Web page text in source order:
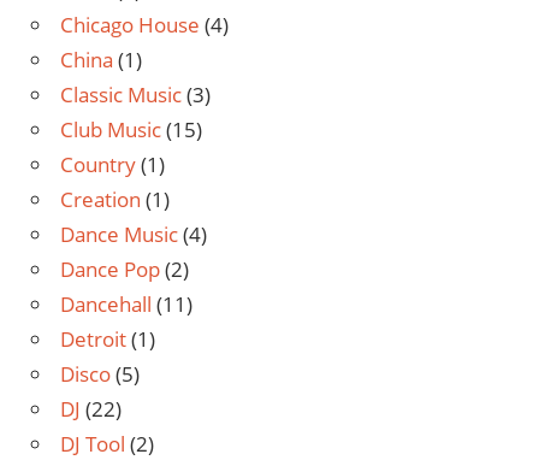
Chicago House (4)
China (1)
Classic Music(3)
Club Music(15)
Country(1)
Creation (1)
Dance Music(4)
Dance Pop(2)
Dancehall (11)
Detroit(1)
Disco(5)
DJ (22)
DJ Tool (2)